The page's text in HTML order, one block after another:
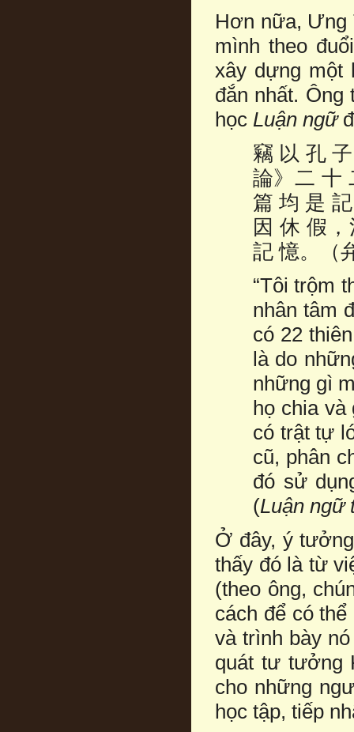
Hơn nữa, Ưng
mình theo
xây dựng một
đắn nhất.
học Luận ngữ
竊 以 孔
論》二 十
篇 均 是
因 休 假
記 憶。（
“Tôi trộm
nhân tâm
có 22
là do
những gì
họ chia và
có trật tự
cũ, phân
đó sử
(Luận ngữ
Ở đây, ý
thấy đó là từ
(theo ông,
cách để có
và trình bày
quát tư tưởng
cho những
học tập, tiếp